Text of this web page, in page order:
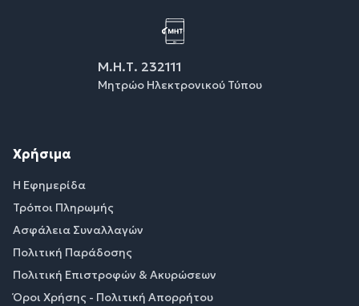
Μ.Η.Τ. 232111
Μητρώο Ηλεκτρονικού Τύπου
Χρήσιμα
Η Εφημερίδα
Τρόποι Πληρωμής
Ασφάλεια Συναλλαγών
Πολιτική Παράδοσης
Πολιτική Επιστροφών & Ακυρώσεων
Όροι Χρήσης - Πολιτική Απορρήτου